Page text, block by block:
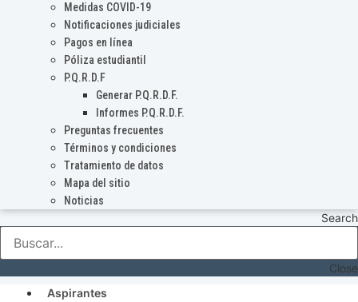
Medidas COVID-19
Notificaciones judiciales
Pagos en línea
Póliza estudiantil
P.Q.R.D.F
Generar P.Q.R.D.F.
Informes P.Q.R.D.F.
Preguntas frecuentes
Términos y condiciones
Tratamiento de datos
Mapa del sitio
Noticias
Search
Close
Aspirantes